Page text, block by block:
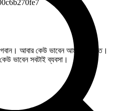
আবার কেউ ভাবেন আমরা মৃত্যুদূত।
ভাবেন সবটাই ব্যবসা।